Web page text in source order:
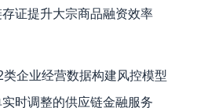
存证提升大宗商品融资效率
类企业经营数据构建风控模型
时调整的供应链金融服务